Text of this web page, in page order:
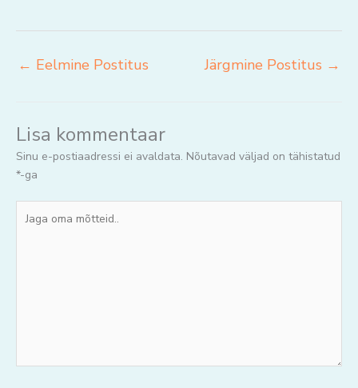
← Eelmine Postitus Järgmine Postitus →
Lisa kommentaar
Sinu e-postiaadressi ei avaldata. Nõutavad väljad on tähistatud
*-ga
oma